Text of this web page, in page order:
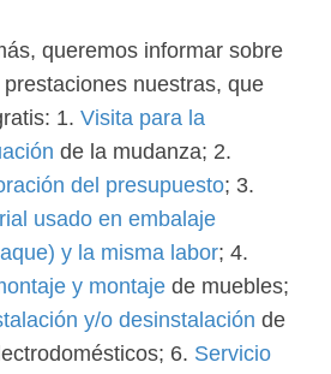
queremos informar sobre
nuestras, que
1. Visita para la
de la mudanza; 2.
del presupuesto; 3.
usado en embalaje
y la misma labor; 4.
y montaje de muebles;
y/o desinstalación de
6. Servicio